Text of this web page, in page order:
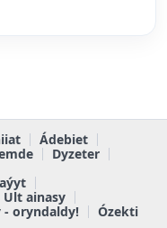
Ádebiet
Dyzeter
Ult ainasy
oryndaldy! Ózekti